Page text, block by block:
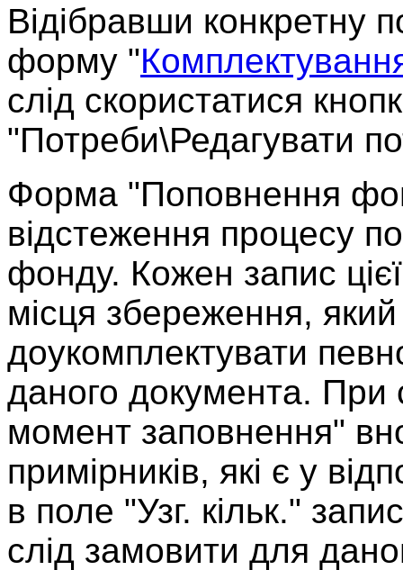
Відібравши конкретну
форму "
слід скористатися
"Потреби\Редагувати
Форма "Поповнення
відстеження процесу
фонду. Кожен запис
місця збереження,
доукомплектувати
даного документа. При
момент заповнення"
примірників, які є у
в поле "Узг. кільк."
слід замовити для